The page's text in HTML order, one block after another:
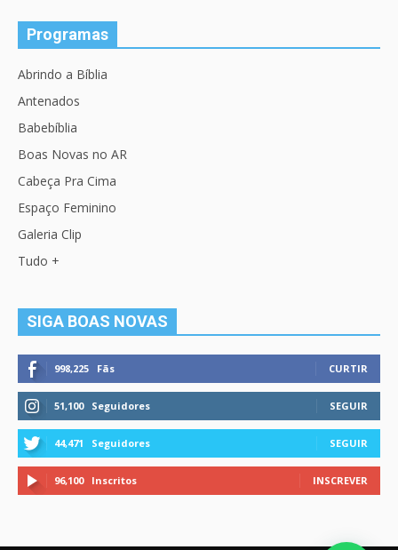
Programas
Abrindo a Bíblia
Antenados
Babebíblia
Boas Novas no AR
Cabeça Pra Cima
Espaço Feminino
Galeria Clip
Tudo +
SIGA BOAS NOVAS
998,225 Fãs CURTIR
51,100 Seguidores SEGUIR
44,471 Seguidores SEGUIR
96,100 Inscritos INSCREVER